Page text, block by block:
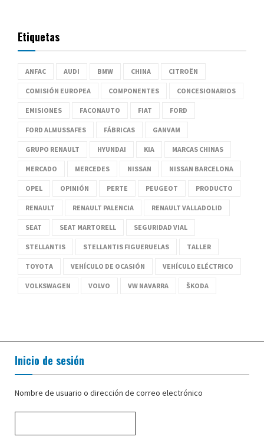
Etiquetas
ANFAC AUDI BMW CHINA CITROËN
COMISIÓN EUROPEA COMPONENTES CONCESIONARIOS
EMISIONES FACONAUTO FIAT FORD
FORD ALMUSSAFES FÁBRICAS GANVAM
GRUPO RENAULT HYUNDAI KIA MARCAS CHINAS
MERCADO MERCEDES NISSAN NISSAN BARCELONA
OPEL OPINIÓN PERTE PEUGEOT PRODUCTO
RENAULT RENAULT PALENCIA RENAULT VALLADOLID
SEAT SEAT MARTORELL SEGURIDAD VIAL
STELLANTIS STELLANTIS FIGUERUELAS TALLER
TOYOTA VEHÍCULO DE OCASIÓN VEHÍCULO ELÉCTRICO
VOLKSWAGEN VOLVO VW NAVARRA ŠKODA
Inicio de sesión
Nombre de usuario o dirección de correo electrónico